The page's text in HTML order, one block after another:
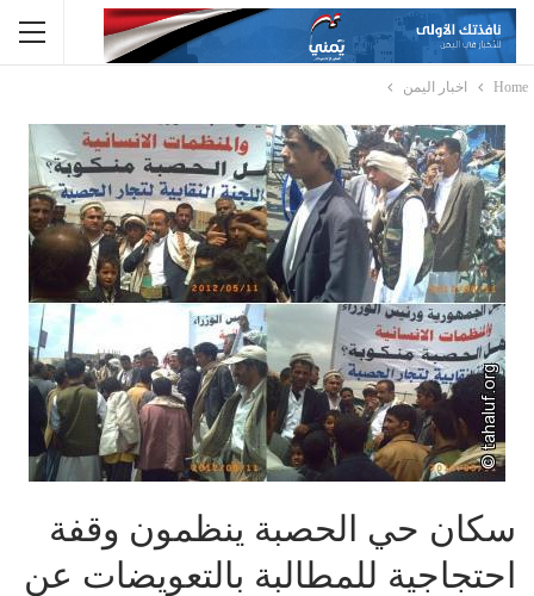
Home اخبار اليمن
سكان حي الحصبة ينظمون وقفة
احتجاجية للمطالبة بالتعويضات عن